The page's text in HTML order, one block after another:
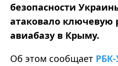
безопасности
атаковало ключевую
авиабазу в Крыму.
Об этом сообщает